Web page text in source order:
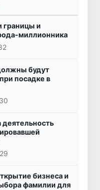
границы и
миллионника
будут
посадке в
бизнеса и
фамилии для